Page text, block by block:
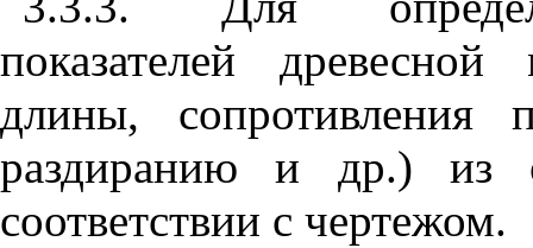
показателей
длины, сопротивления
раздиранию и др.) из
соответствии с чертежом.